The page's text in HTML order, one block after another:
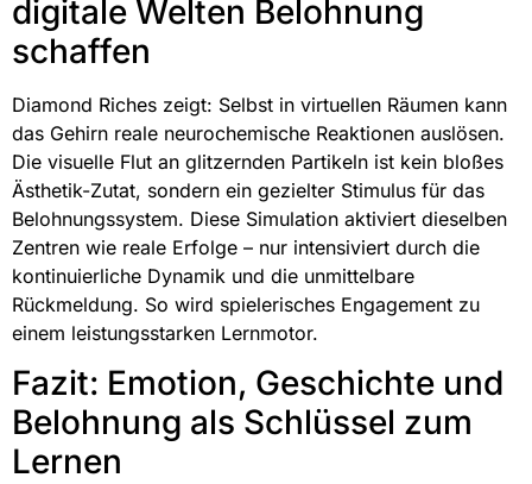
digitale Welten Belohnung
schaffen
Diamond Riches zeigt: Selbst in virtuellen Räumen kann
das Gehirn reale neurochemische Reaktionen auslösen.
Die visuelle Flut an glitzernden Partikeln ist kein bloßes
Ästhetik-Zutat, sondern ein gezielter Stimulus für das
Belohnungssystem. Diese Simulation aktiviert dieselben
Zentren wie reale Erfolge – nur intensiviert durch die
kontinuierliche Dynamik und die unmittelbare
Rückmeldung. So wird spielerisches Engagement zu
einem leistungsstarken Lernmotor.
Fazit: Emotion, Geschichte und
Belohnung als Schlüssel zum
Lernen